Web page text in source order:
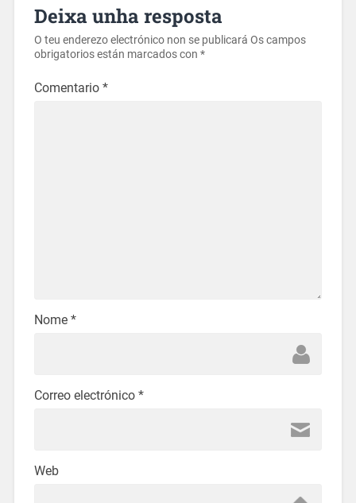
Deixa unha resposta
O teu enderezo electrónico non se publicará Os campos
obrigatorios están marcados con *
Comentario *
Nome *
Correo electrónico *
Web